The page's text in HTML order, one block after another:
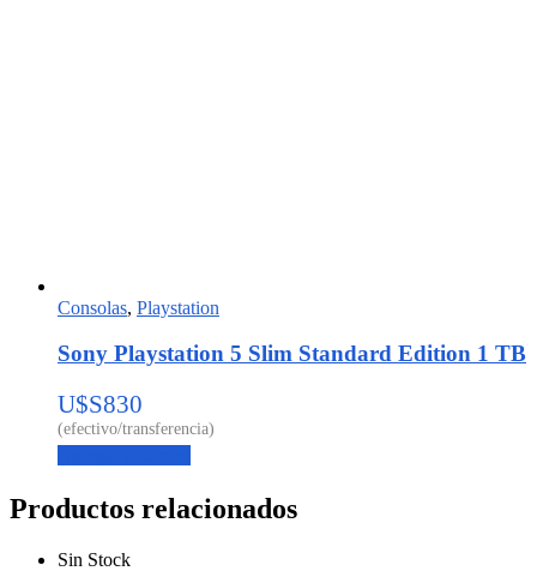
Consolas, Playstation
Sony Playstation 5 Slim Standard Edition 1 TB
U$S830
Productos relacionados
Sin Stock